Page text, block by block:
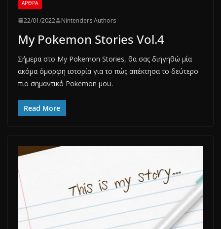
ΆΡΘΡΑ
22/01/2022 Nintenders Authors
My Pokemon Stories Vol.4
Σήμερα στο My Pokemon Stories, θα σας διηγηθώ μία
ακόμα όμορφη ιστορία για το πώς απέκτησα το δεύτερο
πιο σημαντικό Pokemon μου.
Read More